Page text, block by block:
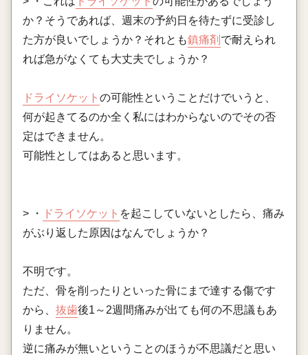
か？そうであれば、週末の予約日を待たずに受診し
た方が良いでしょうか？それとも鎮痛剤 で耐えられ
れば急がなくても大丈夫でしょうか？
ドライソケット の可能性ということだけでいうと、
何が起きてるのか全く私にはわからないのでその否
定はできません。
可能性としてはあると思います。
> ・ ドライソケット を起こしていないとしたら、痛み
がぶり返した原因はなんでしょうか？
不明です。
ただ、骨を削ったりといった骨にまで達する傷です
から、 抜歯後1～2週間痛みが出ても何の不思議もあ
りません。
逆に痛みが無いということのほうが不思議だと思い